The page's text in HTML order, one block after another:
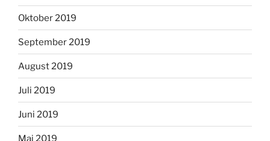
Oktober 2019
September 2019
August 2019
Juli 2019
Juni 2019
Mai 2019